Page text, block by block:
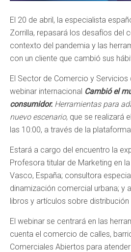
El 20 de abril, la especialista
Zorrilla, repasará los desafíos del
contexto del pandemia y las
con un cliente que cambió sus
El Sector de Comercio y Servicios
webinar internacional Cambió el
consumidor. Herramientas para
nuevo escenario, que se realizará
las 10:00, a través de la
Estará a cargo del encuentro la
Profesora titular de Marketing en
Vasco, España; consultora
dinamización comercial urbana; y
libros y artículos sobre
El webinar se centrará en las
cuenta el comercio de calles,
Comerciales Abiertos para